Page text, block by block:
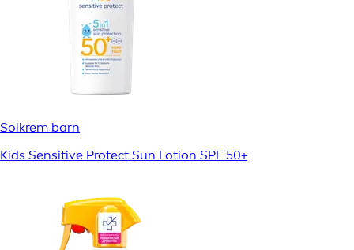
Solkrem barn
Kids Sensitive Protect Sun Lotion SPF 50+